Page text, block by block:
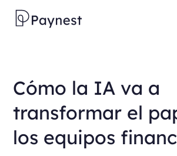
Cómo la IA va a
transformar el
los equipos